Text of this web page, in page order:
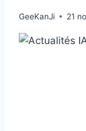
GeeKanJi 21